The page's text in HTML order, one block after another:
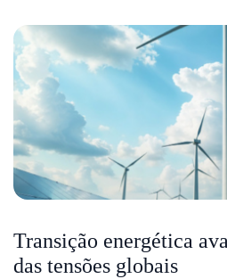
Transição energética
das tensões globais